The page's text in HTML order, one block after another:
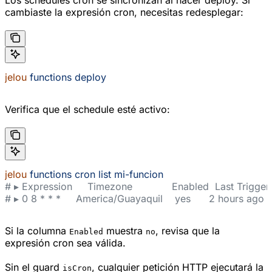
cambiaste la expresión cron, necesitas redesplegar:
jelou functions deploy
Verifica que el schedule esté activo:
jelou functions cron list mi-funcion
# ▸ Expression     Timezone             Enabled  Last
# ▸ 0 8 * * *     America/Guayaquil    yes      2 hours ago
Si la columna Enabled muestra no, revisa que la
expresión cron sea válida.
Sin el guard isCron, cualquier petición HTTP ejecutará la